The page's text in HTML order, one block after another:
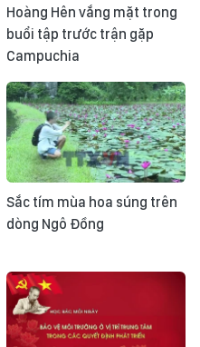
Hoàng Hên vắng mặt trong
buổi tập trước trận gặp
Campuchia
Sắc tím mùa hoa súng trên
dòng Ngô Đồng